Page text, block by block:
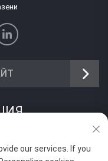
седмичен бюлетин
our services. If you